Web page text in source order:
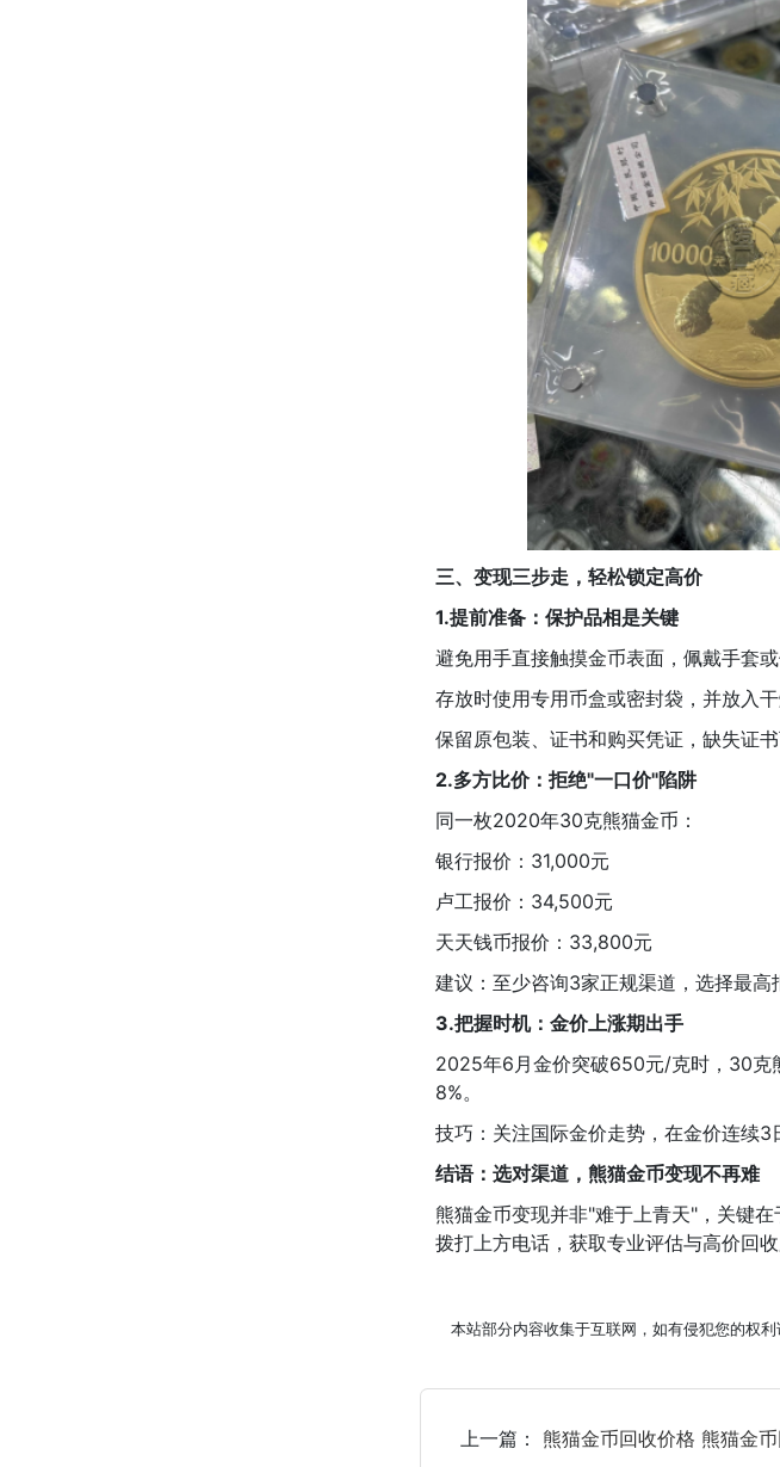
三、变现三步走，轻松锁定高价
1.提前准备：保护品相是关键
避免用手直接触摸金币表面，佩戴手套或
存放时使用专用币盒或密封袋，并放入干
保留原包装、证书和购买凭证，缺失证
2.多方比价：拒绝"一口价"陷阱
同一枚2020年30克熊猫金币：
银行报价：31,000元
卢工报价：34,500元
天天钱币报价：33,800元
建议：至少咨询3家正规渠道，选择最高
3.把握时机：金价上涨期出手
2025年6月金价突破650元/克时，30
8%。
技巧：关注国际金价走势，在金价连续3
结语：选对渠道，熊猫金币变现不再难
熊猫金币变现并非"难于上青天"，关键
拨打上方电话，获取专业评估与高价回
本站部分内容收集于互联网，如有侵犯您的权利
上一篇： 熊猫金币回收价格 熊猫金